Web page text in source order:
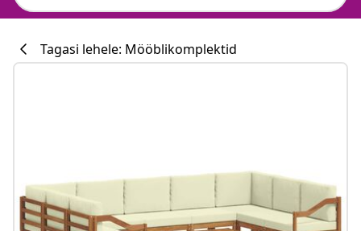
#sharemevidaxl
Tagasi lehele: Mööblikomplektid